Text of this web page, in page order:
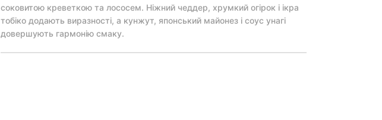
соковитою креветкою та лососем. Ніжний чеддер, хрумкий огірок і ікра
тобіко додають виразності, а кунжут, японський майонез і соус унагі
довершують гармонію смаку.